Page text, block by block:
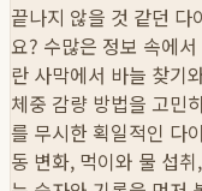
끝나지 않을 것 같던
요? 수많은 정보 속에
란 사막에서 바늘 찾기
체중 감량 방법을 고민
를 무시한 획일적인 다
동 변화, 먹이와 물 섭